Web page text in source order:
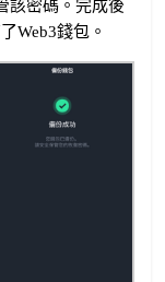
該密碼。完成後
Web3錢包。